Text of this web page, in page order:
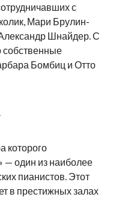
с
Мари Брулин-
Шнайдер. С
собственные
Бомбиц и Отто
которого
— один из наиболее
пианистов. Этот
в престижных залах